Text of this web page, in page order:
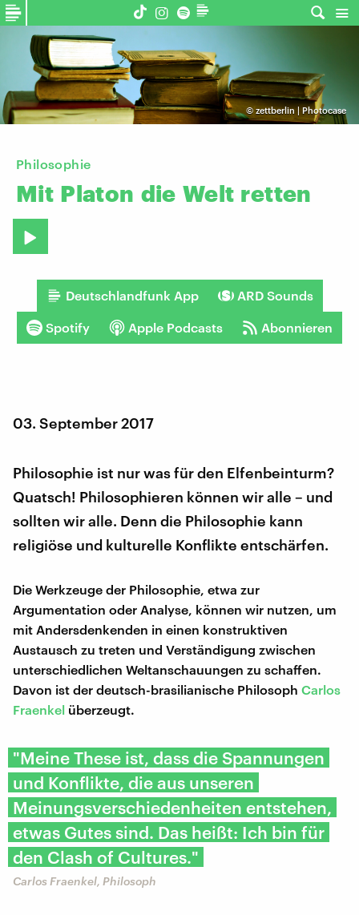
© zettberlin | Photocase
Philosophie
Mit Platon die Welt retten
Deutschlandfunk App ARD Sounds
Spotify Apple Podcasts Abonnieren
03. September 2017
Philosophie ist nur was für den Elfenbeinturm?
Quatsch! Philosophieren können wir alle – und
sollten wir alle. Denn die Philosophie kann
religiöse und kulturelle Konflikte entschärfen.
Die Werkzeuge der Philosophie, etwa zur
Argumentation oder Analyse, können wir nutzen, um
mit Andersdenkenden in einen konstruktiven
Austausch zu treten und Verständigung zwischen
unterschiedlichen Weltanschauungen zu schaffen.
Davon ist der deutsch-brasilianische Philosoph Carlos
Fraenkel überzeugt.
"Meine These ist, dass die Spannungen
und Konflikte, die aus unseren
Meinungsverschiedenheiten entstehen,
etwas Gutes sind. Das heißt: Ich bin für
den Clash of Cultures."
Carlos Fraenkel, Philosoph